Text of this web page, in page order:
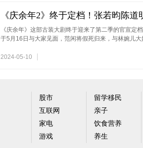
《庆余年2》终于定档！张若昀陈
《庆余年》这部古装大剧终于迎来了第二季的官宣定
于5月16日与大家见面，范闲将假死归来，与林婉儿
2024-05-10
股市
互联网
家电
游戏
留学移民
亲子
饮食营养
养生